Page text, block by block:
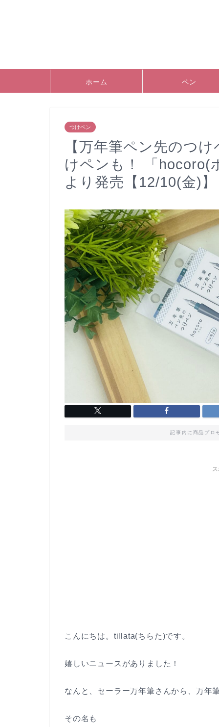
ホーム ペン
つけペン
【万年筆ペン先のつ
けペンも！ 「hocoro(
より発売【12/10(金)】
記事内に商品プロ
こんにちは。tillata(ちらた)です。
嬉しいニュースがありました！
なんと、セーラー万年筆さんから、 万年
その名も